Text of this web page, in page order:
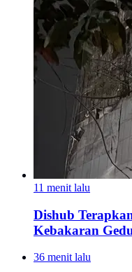
11 menit lalu
Dishub
Kebakaran
36 menit lalu